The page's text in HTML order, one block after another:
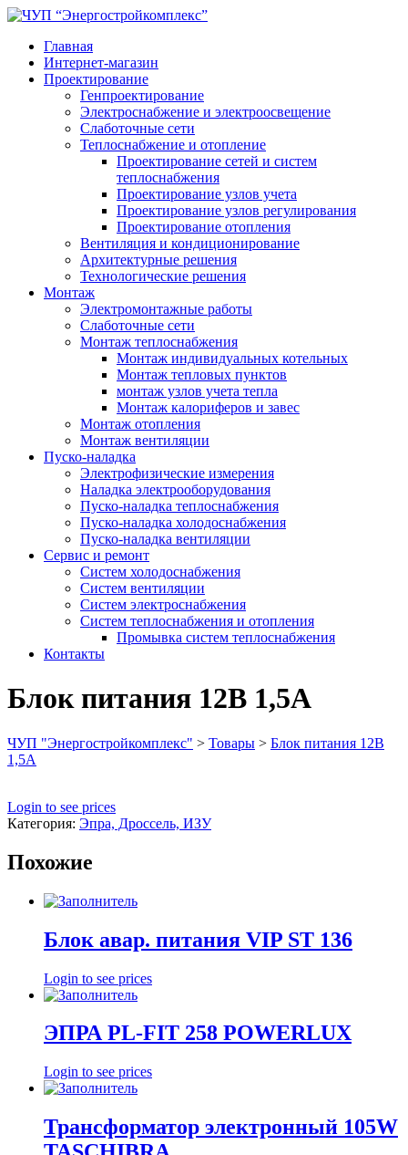
Главная
Интернет-магазин
Проектирование
Генпроектирование
Электроснабжение и электроосвещение
Слаботочные сети
Теплоснабжение и отопление
Проектирование сетей и систем
теплоснабжения
Проектирование узлов учета
Проектирование узлов регулирования
Проектирование отопления
Вентиляция и кондиционирование
Архитектурные решения
Технологические решения
Монтаж
Электромонтажные работы
Слаботочные сети
Монтаж теплоснабжения
Монтаж индивидуальных котельных
Монтаж тепловых пунктов
монтаж узлов учета тепла
Монтаж калориферов и завес
Монтаж отопления
Монтаж вентиляции
Пуско-наладка
Электрофизические измерения
Наладка электрооборудования
Пуско-наладка теплоснабжения
Пуско-наладка холодоснабжения
Пуско-наладка вентиляции
Сервис и ремонт
Систем холодоснабжения
Систем вентиляции
Систем электроснабжения
Систем теплоснабжения и отопления
Промывка систем теплоснабжения
Контакты
Блок питания 12В 1,5A
ЧУП "Энергостройкомплекс" > Товары > Блок питания 12В
1,5A
Login to see prices
Категория: Эпра, Дроссель, ИЗУ
Похожие
Блок авар. питания VIP ST 136
Login to see prices
ЭПРА PL-FIT 258 POWERLUX
Login to see prices
Трансформатор электронный 105W